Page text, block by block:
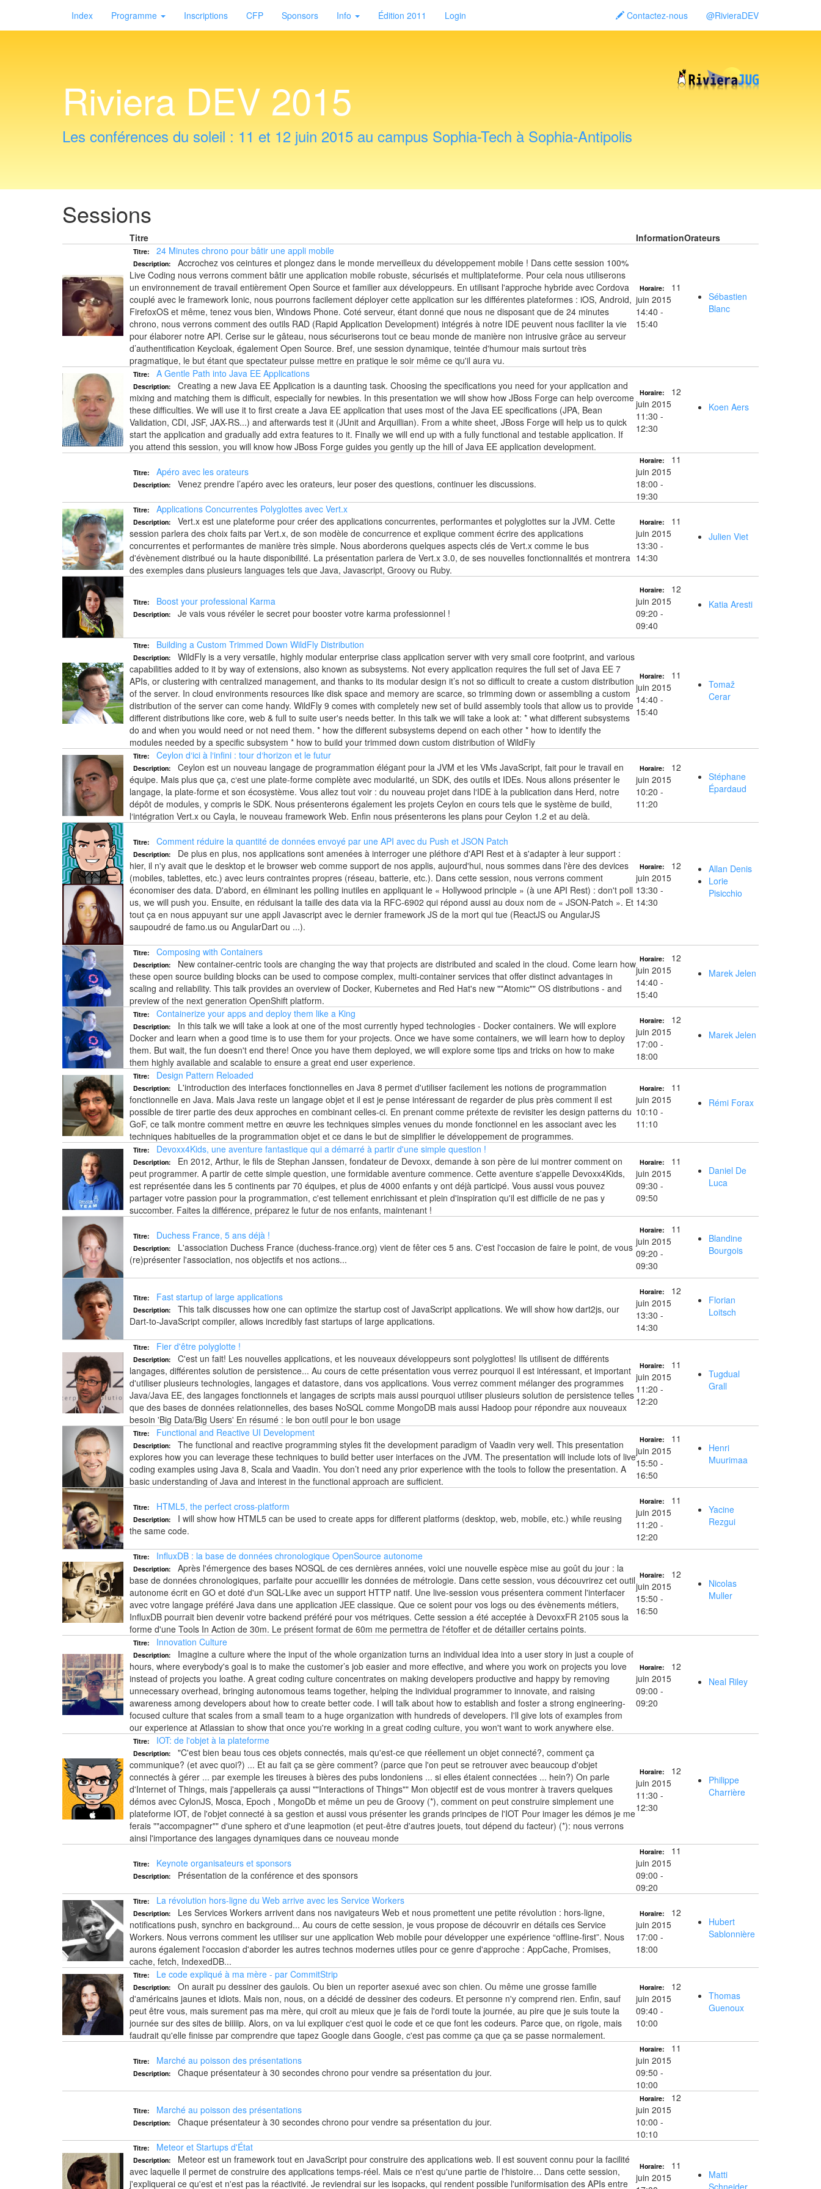
Index Programme Inscriptions CFP Sponsors Info Édition 2011 Login Contactez-nous @RivieraDEV
Riviera DEV 2015
Les conférences du soleil : 11 et 12 juin 2015 au campus Sophia-Tech à Sophia-Antipolis
Sessions
Titre InformationOrateurs
Titre: 24 Minutes chrono pour bâtir une appli mobile
Description:
Accrochez vos ceintures et plongez dans le monde merveilleux du développement mobile ! Dans cette session 100%
Live Coding nous verrons comment bâtir une application mobile robuste, sécurisés et multiplateforme. Pour cela nous utiliserons
un environnement de travail entièrement Open Source et familier aux développeurs. En utilisant l'approche hybride avec Cordova
couplé avec le framework Ionic, nous pourrons facilement déployer cette application sur les différentes plateformes : iOS, Android,
FirefoxOS et même, tenez vous bien, Windows Phone. Coté serveur, étant donné que nous ne disposant que de 24 minutes
chrono, nous verrons comment des outils RAD (Rapid Application Development) intégrés à notre IDE peuvent nous faciliter la vie
pour élaborer notre API. Cerise sur le gâteau, nous sécuriserons tout ce beau monde de manière non intrusive grâce au serveur
d’authentification Keycloak, également Open Source. Bref, une session dynamique, teintée d'humour mais surtout très
pragmatique, le but étant que spectateur puisse mettre en pratique le soir même ce qu'il aura vu.
Horaire:
11
juin 2015
14:40 -
15:40
Sébastien
Blanc
Titre: A Gentle Path into Java EE Applications
Description:
Creating a new Java EE Application is a daunting task. Choosing the specifications you need for your application and
mixing and matching them is difficult, especially for newbies. In this presentation we will show how JBoss Forge can help overcome
these difficulties. We will use it to first create a Java EE application that uses most of the Java EE specifications (JPA, Bean
Validation, CDI, JSF, JAX-RS...) and afterwards test it (JUnit and Arquillian). From a white sheet, JBoss Forge will help us to quick
start the application and gradually add extra features to it. Finally we will end up with a fully functional and testable application. If
you attend this session, you will know how JBoss Forge guides you gently up the hill of Java EE application development.
Horaire:
12
juin 2015
11:30 -
12:30
Koen Aers
Titre: Apéro avec les orateurs
Description: Venez prendre l’apéro avec les orateurs, leur poser des questions, continuer les discussions.
Horaire:
11
juin 2015
18:00 -
19:30
Titre: Applications Concurrentes Polyglottes avec Vert.x
Description:
Vert.x est une plateforme pour créer des applications concurrentes, performantes et polyglottes sur la JVM. Cette
session parlera des choix faits par Vert.x, de son modèle de concurrence et explique comment écrire des applications
concurrentes et performantes de manière très simple. Nous aborderons quelques aspects clés de Vert.x comme le bus
d'évènement distribué ou la haute disponibilité. La présentation parlera de Vert.x 3.0, de ses nouvelles fonctionnalités et montrera
des exemples dans plusieurs languages tels que Java, Javascript, Groovy ou Ruby.
Horaire:
11
juin 2015
13:30 -
14:30
Julien Viet
Titre: Boost your professional Karma
Description: Je vais vous révéler le secret pour booster votre karma professionnel !
Horaire:
12
juin 2015
09:20 -
09:40
Katia Aresti
Titre: Building a Custom Trimmed Down WildFly Distribution
Description:
WildFly is a very versatile, highly modular enterprise class application server with very small core footprint, and various
capabilities added to it by way of extensions, also known as subsystems. Not every application requires the full set of Java EE 7
APIs, or clustering with centralized management, and thanks to its modular design it’s not so difficult to create a custom distribution
of the server. In cloud environments resources like disk space and memory are scarce, so trimming down or assembling a custom
distribution of the server can come handy. WildFly 9 comes with completely new set of build assembly tools that allow us to provide
different distributions like core, web & full to suite user's needs better. In this talk we will take a look at: * what different subsystems
do and when you would need or not need them. * how the different subsystems depend on each other * how to identify the
modules needed by a specific subsystem * how to build your trimmed down custom distribution of WildFly
Horaire:
11
juin 2015
14:40 -
15:40
Tomaž
Cerar
Titre: Ceylon d‘ici à l‘infini : tour d‘horizon et le futur
Description:
Ceylon est un nouveau langage de programmation élégant pour la JVM et les VMs JavaScript, fait pour le travail en
équipe. Mais plus que ça, c‘est une plate-forme complète avec modularité, un SDK, des outils et IDEs. Nous allons présenter le
langage, la plate-forme et son écosystème. Vous allez tout voir : du nouveau projet dans l‘IDE à la publication dans Herd, notre
dépôt de modules, y compris le SDK. Nous présenterons également les projets Ceylon en cours tels que le système de build,
l‘intégration Vert.x ou Cayla, le nouveau framework Web. Enfin nous présenterons les plans pour Ceylon 1.2 et au delà.
Horaire:
12
juin 2015
10:20 -
11:20
Stéphane
Épardaud
Titre: Comment réduire la quantité de données envoyé par une API avec du Push et JSON Patch
Description:
De plus en plus, nos applications sont amenées à interroger une pléthore d'API Rest et à s'adapter à leur support :
hier, il n'y avait que le desktop et le browser web comme support de nos applis, aujourd'hui, nous sommes dans l'ère des devices
(mobiles, tablettes, etc.) avec leurs contraintes propres (réseau, batterie, etc.). Dans cette session, nous verrons comment
économiser des data. D'abord, en éliminant les polling inutiles en appliquant le « Hollywood principle » (à une API Rest) : don't poll
us, we will push you. Ensuite, en réduisant la taille des data via la RFC-6902 qui répond aussi au doux nom de « JSON-Patch ». Et
tout ça en nous appuyant sur une appli Javascript avec le dernier framework JS de la mort qui tue (ReactJS ou AngularJS
saupoudré de famo.us ou AngularDart ou ...).
Horaire:
12
juin 2015
13:30 -
14:30
Allan Denis
Lorie
Pisicchio
Titre: Composing with Containers
Description:
New container-centric tools are changing the way that projects are distributed and scaled in the cloud. Come learn how
these open source building blocks can be used to compose complex, multi-container services that offer distinct advantages in
scaling and reliability. This talk provides an overview of Docker, Kubernetes and Red Hat's new ""Atomic"" OS distributions - and
preview of the next generation OpenShift platform.
Horaire:
12
juin 2015
14:40 -
15:40
Marek Jelen
Titre: Containerize your apps and deploy them like a King
Description:
In this talk we will take a look at one of the most currently hyped technologies - Docker containers. We will explore
Docker and learn when a good time is to use them for your projects. Once we have some containers, we will learn how to deploy
them. But wait, the fun doesn't end there! Once you have them deployed, we will explore some tips and tricks on how to make
them highly available and scalable to ensure a great end user experience.
Horaire:
12
juin 2015
17:00 -
18:00
Marek Jelen
Titre: Design Pattern Reloaded
Description:
L'introduction des interfaces fonctionnelles en Java 8 permet d'utiliser facilement les notions de programmation
fonctionnelle en Java. Mais Java reste un langage objet et il est je pense intéressant de regarder de plus près comment il est
possible de tirer partie des deux approches en combinant celles-ci. En prenant comme prétexte de revisiter les design patterns du
GoF, ce talk montre comment mettre en œuvre les techniques simples venues du monde fonctionnel en les associant avec les
techniques habituelles de la programmation objet et ce dans le but de simplifier le développement de programmes.
Horaire:
11
juin 2015
10:10 -
11:10
Rémi Forax
Titre: Devoxx4Kids, une aventure fantastique qui a démarré à partir d'une simple question !
Description:
En 2012, Arthur, le fils de Stephan Janssen, fondateur de Devoxx, demande à son père de lui montrer comment on
peut programmer. A partir de cette simple question, une formidable aventure commence. Cette aventure s'appelle Devoxx4Kids,
est représentée dans les 5 continents par 70 équipes, et plus de 4000 enfants y ont déjà participé. Vous aussi vous pouvez
partager votre passion pour la programmation, c'est tellement enrichissant et plein d'inspiration qu'il est difficile de ne pas y
succomber. Faites la différence, préparez le futur de nos enfants, maintenant !
Horaire:
11
juin 2015
09:30 -
09:50
Daniel De
Luca
Titre: Duchess France, 5 ans déjà !
Description:
L'association Duchess France (duchess-france.org) vient de fêter ces 5 ans. C'est l'occasion de faire le point, de vous
(re)présenter l'association, nos objectifs et nos actions...
Horaire:
11
juin 2015
09:20 -
09:30
Blandine
Bourgois
Titre: Fast startup of large applications
Description:
This talk discusses how one can optimize the startup cost of JavaScript applications. We will show how dart2js, our
Dart-to-JavaScript compiler, allows incredibly fast startups of large applications.
Horaire:
12
juin 2015
13:30 -
14:30
Florian
Loitsch
Titre: Fier d'être polyglotte !
Description:
C'est un fait! Les nouvelles applications, et les nouveaux développeurs sont polyglottes! Ils utilisent de différents
langages, différentes solution de persistence... Au cours de cette présentation vous verrez pourquoi il est intéressant, et important
d'utiliser plusieurs technologies, langages et datastore, dans vos applications. Vous verrez comment mélanger des programmes
Java/Java EE, des langages fonctionnels et langages de scripts mais aussi pourquoi utiliser plusieurs solution de persistence telles
que des bases de données relationnelles, des bases NoSQL comme MongoDB mais aussi Hadoop pour répondre aux nouveaux
besoin 'Big Data/Big Users' En résumé : le bon outil pour le bon usage
Horaire:
11
juin 2015
11:20 -
12:20
Tugdual
Grall
Titre: Functional and Reactive UI Development
Description:
The functional and reactive programming styles fit the development paradigm of Vaadin very well. This presentation
explores how you can leverage these techniques to build better user interfaces on the JVM. The presentation will include lots of live
coding examples using Java 8, Scala and Vaadin. You don’t need any prior experience with the tools to follow the presentation. A
basic understanding of Java and interest in the functional approach are sufficient.
Horaire:
11
juin 2015
15:50 -
16:50
Henri
Muurimaa
Titre: HTML5, the perfect cross-platform
Description:
I will show how HTML5 can be used to create apps for different platforms (desktop, web, mobile, etc.) while reusing
the same code.
Horaire:
11
juin 2015
11:20 -
12:20
Yacine
Rezgui
Titre: InfluxDB : la base de données chronologique OpenSource autonome
Description:
Après l'émergence des bases NOSQL de ces dernières années, voici une nouvelle espèce mise au goût du jour : la
base de données chronologiques, parfaite pour accueillir les données de métrologie. Dans cette session, vous découvrirez cet outil
autonome écrit en GO et doté d'un SQL-Like avec un support HTTP natif. Une live-session vous présentera comment l'interfacer
avec votre langage préféré Java dans une application JEE classique. Que ce soient pour vos logs ou des évènements métiers,
InfluxDB pourrait bien devenir votre backend préféré pour vos métriques. Cette session a été acceptée à DevoxxFR 2105 sous la
forme d'une Tools In Action de 30m. Le présent format de 60m me permettra de l'étoffer et de détailler certains points.
Horaire:
12
juin 2015
15:50 -
16:50
Nicolas
Muller
Titre: Innovation Culture
Description:
Imagine a culture where the input of the whole organization turns an individual idea into a user story in just a couple of
hours, where everybody's goal is to make the customer’s job easier and more effective, and where you work on projects you love
instead of projects you loathe. A great coding culture concentrates on making developers productive and happy by removing
unnecessary overhead, bringing autonomous teams together, helping the individual programmer to innovate, and raising
awareness among developers about how to create better code. I will talk about how to establish and foster a strong engineering-
focused culture that scales from a small team to a huge organization with hundreds of developers. I'll give lots of examples from
our experience at Atlassian to show that once you're working in a great coding culture, you won't want to work anywhere else.
Horaire:
12
juin 2015
09:00 -
09:20
Neal Riley
Titre: IOT: de l'objet à la plateforme
Description:
"C'est bien beau tous ces objets connectés, mais qu'est-ce que réellement un objet connecté?, comment ça
communique? (et avec quoi?) ... Et au fait ça se gère comment? (parce que l'on peut se retrouver avec beaucoup d'objet
connectés à gérer ... par exemple les tireuses à bières des pubs londoniens ... si elles étaient connectées ... hein?) On parle
d'Internet of Things, mais j'appellerais ça aussi ""Interactions of Things"" Mon objectif est de vous montrer à travers quelques
démos avec CylonJS, Mosca, Epoch , MongoDb et même un peu de Groovy (*), comment on peut construire simplement une
plateforme IOT, de l'objet connecté à sa gestion et aussi vous présenter les grands principes de l'IOT Pour imager les démos je me
ferais ""accompagner"" d'une sphero et d'une leapmotion (et peut-être d'autres jouets, tout dépend du facteur) (*): nous verrons
ainsi l'importance des langages dynamiques dans ce nouveau monde
Horaire:
12
juin 2015
11:30 -
12:30
Philippe
Charrière
Titre: Keynote organisateurs et sponsors
Description: Présentation de la conférence et des sponsors
Horaire:
11
juin 2015
09:00 -
09:20
Titre: La révolution hors-ligne du Web arrive avec les Service Workers
Description:
Les Services Workers arrivent dans nos navigateurs Web et nous promettent une petite révolution : hors-ligne,
notifications push, synchro en background... Au cours de cette session, je vous propose de découvrir en détails ces Service
Workers. Nous verrons comment les utiliser sur une application Web mobile pour développer une expérience “offline-first”. Nous
aurons également l'occasion d'aborder les autres technos modernes utiles pour ce genre d'approche : AppCache, Promises,
cache, fetch, IndexedDB...
Horaire:
12
juin 2015
17:00 -
18:00
Hubert
Sablonnière
Titre: Le code expliqué à ma mère - par CommitStrip
Description:
On aurait pu dessiner des gaulois. Ou bien un reporter asexué avec son chien. Ou même une grosse famille
d'américains jaunes et idiots. Mais non, nous, on a décidé de dessiner des codeurs. Et personne n'y comprend rien. Enfin, sauf
peut être vous, mais surement pas ma mère, qui croit au mieux que je fais de l'ordi toute la journée, au pire que je suis toute la
journée sur des sites de biiiiip. Alors, on va lui expliquer c'est quoi le code et ce que font les codeurs. Parce que, on rigole, mais
faudrait qu'elle finisse par comprendre que tapez Google dans Google, c'est pas comme ça que ça se passe normalement.
Horaire:
12
juin 2015
09:40 -
10:00
Thomas
Guenoux
Titre: Marché au poisson des présentations
Description: Chaque présentateur à 30 secondes chrono pour vendre sa présentation du jour.
Horaire:
11
juin 2015
09:50 -
10:00
Titre: Marché au poisson des présentations
Description: Chaque présentateur à 30 secondes chrono pour vendre sa présentation du jour.
Horaire:
12
juin 2015
10:00 -
10:10
Titre: Meteor et Startups d'État
Description:
Meteor est un framework tout en JavaScript pour construire des applications web. Il est souvent connu pour la facilité
avec laquelle il permet de construire des applications temps-réel. Mais ce n'est qu'une partie de l'histoire… Dans cette session,
j'expliquerai ce qu'est et n'est pas la réactivité. Je reviendrai sur les isopacks, qui rendent possible l'uniformisation des APIs entre
Horaire:
11
juin 2015
Matti
Schneider